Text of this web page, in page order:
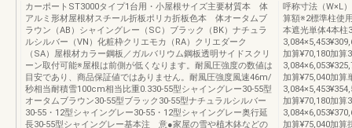
カーポートST3000タイプ1台用・小屋根サイズ主要材質本 体
アルミ形材屋根材スチール折板ポリカ折板色本 体オータムブ
ラウン（AB）シャイングレー（SC）ブラック（BK）ナチュラ
ルシルバー（VN）化粧枠クリエモカ（RA）クリエダーク
（SA）屋根材カラー鋼板／ガルバリウム鋼板透明サイドスクリ
ーン取付可能※屋根は前側が低くなります。耐風圧強度の数値は
目安であり、商品保証値ではありません。耐風圧強度風速46m/
秒相当耐積雪100cm相当比重0.330-55型シャイングレー30-55型
オータムブラウン30-55型ブラック30-55型ナチュラルシルバー
30-55・12型シャイングレー30-55・12型シャイングレー奥行延
長30-55型シャイングレー基本注 意●家屋の雪や植木鉢などの
呼称寸法（W×L
算額※2標準柱使
本遮光単体4本柱
加算¥70,180加算
加算¥75,040加算
加算¥70,180加算
加算¥75,040加算